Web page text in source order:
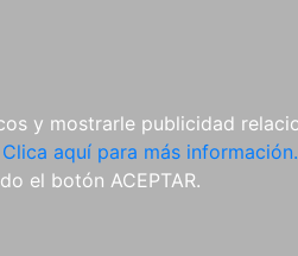
y mostrarle publicidad
Clica aquí para más información.
el botón ACEPTAR.
REVISTAS
CDS Y
DVDS